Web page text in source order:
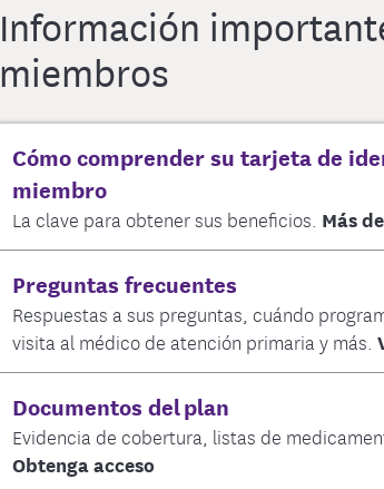
Información
miembros
Cómo comprender su tarjeta de
miembro
La clave para obtener sus beneficios. Más
Preguntas frecuentes
Respuestas a sus preguntas, cuándo
visita al médico de atención primaria y más.
Documentos del plan
Evidencia de cobertura, listas de
Obtenga acceso